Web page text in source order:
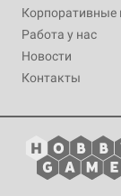
Корпоративные
Работа у нас
Новости
Контакты